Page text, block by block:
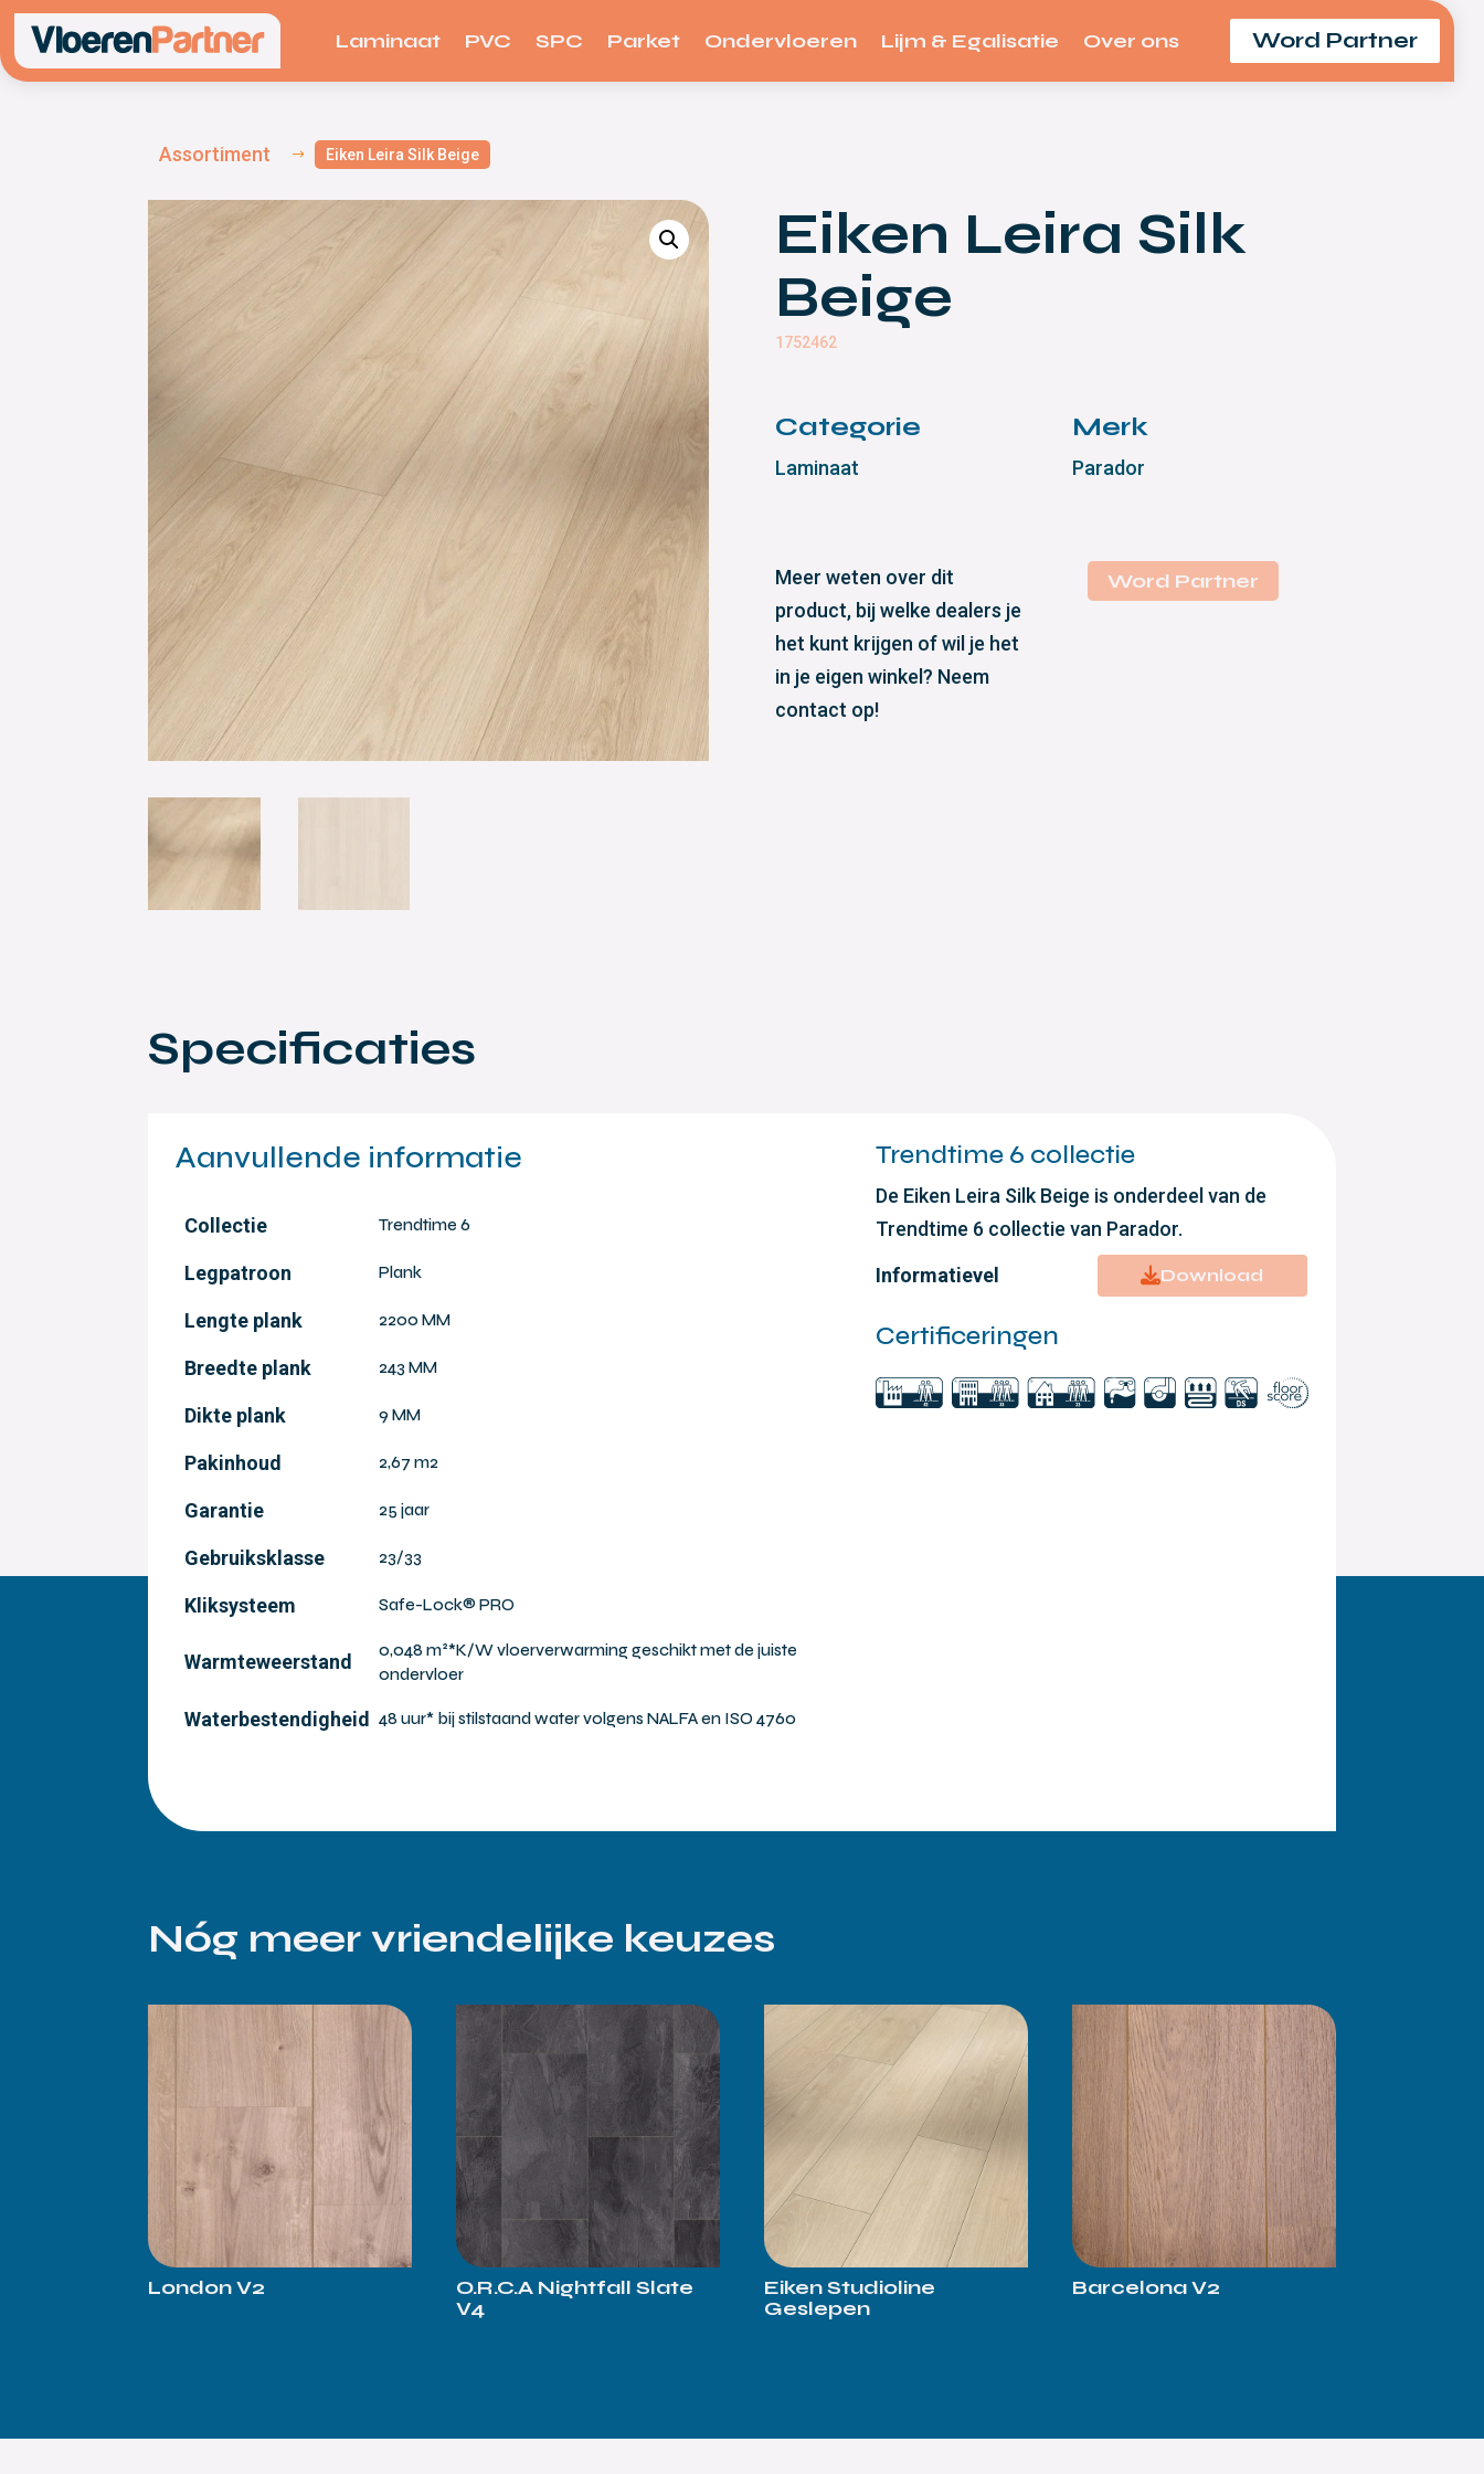
Laminaat PVC SPC Parket Ondervloeren Lijm & Egalisatie Over ons Word Partner
Assortiment $ Eiken Leira Silk Beige
Eiken Leira Silk
Beige
1752462
Categorie
Laminaat
Merk
Parador
Meer weten over dit
product, bij welke dealers je
het kunt krijgen of wil je het
in je eigen winkel? Neem
contact op!
Word Partner
Specificaties
Aanvullende informatie
Collectie Trendtime 6
Legpatroon Plank
Lengte plank 2200 MM
Breedte plank 243 MM
Dikte plank 9 MM
Pakinhoud 2,67 m2
Garantie 25 jaar
Gebruiksklasse 23/33
Kliksysteem Safe-Lock® PRO
Warmteweerstand
0,048 m²*K/W vloerverwarming geschikt met de juiste
ondervloer
Waterbestendigheid 48 uur* bij stilstaand water volgens NALFA en ISO 4760
Trendtime 6 collectie
De Eiken Leira Silk Beige is onderdeel van de
Trendtime 6 collectie van Parador.
Informatievel
Download
Certificeringen
Nóg meer vriendelijke keuzes
London V2
O.R.C.A Nightfall Slate
V4
Eiken Studioline
Geslepen
Barcelona V2